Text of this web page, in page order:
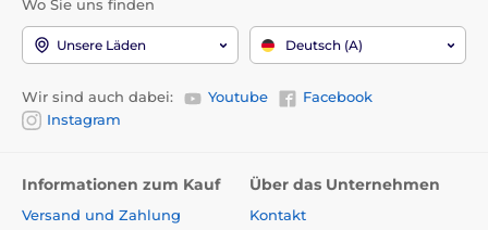
Wo Sie uns finden
Unsere Läden Deutsch (A)
Wir sind auch dabei: Youtube
Facebook
Instagram
Informationen zum Kauf
Versand und Zahlung
Über das Unternehmen
Kontakt